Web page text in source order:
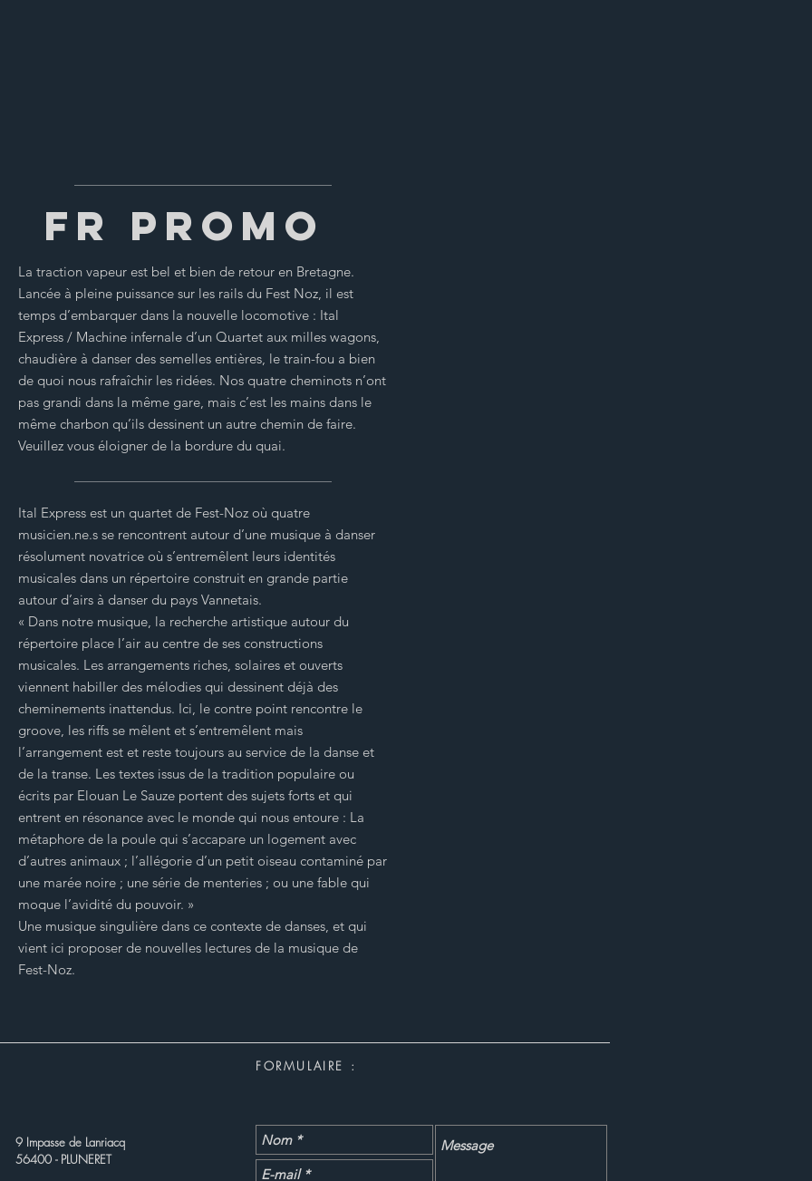
FR PROMO
La traction vapeur est bel et bien de retour en Bretagne.
Lancée à pleine puissance sur les rails du Fest Noz, il est
temps d’embarquer dans la nouvelle locomotive : Ital
Express / Machine infernale d’un Quartet aux milles wagons,
chaudière à danser des semelles entières, le train-fou a bien
de quoi nous rafraîchir les ridées. Nos quatre cheminots n’ont
pas grandi dans la même gare, mais c’est les mains dans le
même charbon qu’ils dessinent un autre chemin de faire.
Veuillez vous éloigner de la bordure du quai.
Ital Express est un quartet de Fest-Noz où quatre
musicien.ne.s se rencontrent autour d’une musique à danser
résolument novatrice où s’entremêlent leurs identités
musicales dans un répertoire construit en grande partie
autour d’airs à danser du pays Vannetais.
« Dans notre musique, la recherche artistique autour du
répertoire place l’air au centre de ses constructions
musicales. Les arrangements riches, solaires et ouverts
viennent habiller des mélodies qui dessinent déjà des
cheminements inattendus. Ici, le contre point rencontre le
groove, les riffs se mêlent et s’entremêlent mais
l’arrangement est et reste toujours au service de la danse et
de la transe. Les textes issus de la tradition populaire ou
écrits par Elouan Le Sauze portent des sujets forts et qui
entrent en résonance avec le monde qui nous entoure : La
métaphore de la poule qui s’accapare un logement avec
d’autres animaux ; l’allégorie d’un petit oiseau contaminé par
une marée noire ; une série de menteries ; ou une fable qui
moque l’avidité du pouvoir. »
Une musique singulière dans ce contexte de danses, et qui
vient ici proposer de nouvelles lectures de la musique de
Fest-Noz.
9 Impasse de Lanriacq
56400 - PLUNERET
FORMULAIRE :